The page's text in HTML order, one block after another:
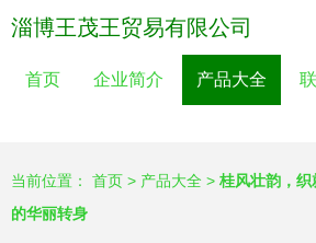
淄博王茂王贸易有限公司
首页 企业简介 产品大全
当前位置： 首页 > 产品大全 > 桂风壮韵，
的华丽转身